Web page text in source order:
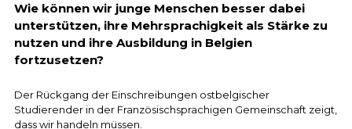
Wie können wir junge Menschen besser dabei
unterstützen, ihre Mehrsprachigkeit als Stärke zu
nutzen und ihre Ausbildung in Belgien
fortzusetzen?
Der Rückgang der Einschreibungen ostbelgischer
Studierender in der Französischsprachigen Gemeinschaft zeigt,
dass wir handeln müssen.